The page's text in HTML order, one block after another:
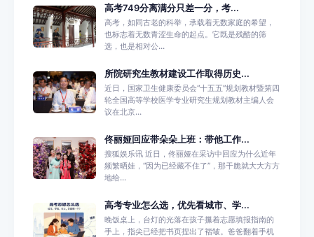
高考749分离满分只差一分，考...
高考，如同古老的科举，承载着无数家庭的希望，
也标志着无数青涩生命的起点。它既是残酷的筛
选，也是相对公...
所院研究生教材建设工作取得历史...
近日，国家卫生健康委员会“十五五”规划教材暨第四
轮全国高等学校医学专业研究生规划教材主编人会
议在北京...
佟丽娅回应带朵朵上班：带他工作...
搜狐娱乐讯 近日，佟丽娅在采访中回应为什么近年
频繁晒娃，“因为已经藏不住了”，那干脆就大大方方
地给...
高考专业怎么选，优先看城市、学...
晚饭桌上，台灯的光落在孩子攥着志愿填报指南的
手上，指尖已经把书页捏出了褶皱。爸爸翻着手机